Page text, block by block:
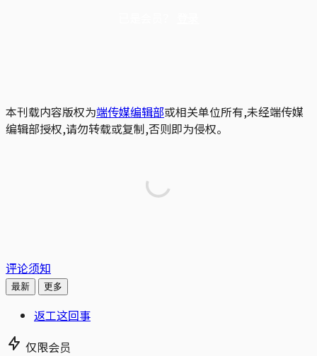
本刊载内容版权为端传媒编辑部或相关单位所有,未经端传媒
编辑部授权,请勿转载或复制,否则即为侵权。
评论须知
最新 更多
返工这回事
仅限会员